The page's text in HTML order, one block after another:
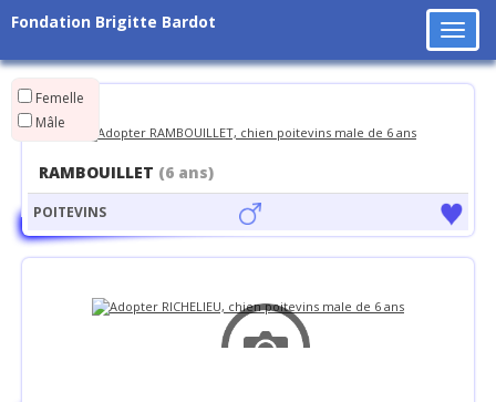
Fondation Brigitte Bardot
Femelle
Mâle
RAMBOUILLET (6 ans)
POITEVINS